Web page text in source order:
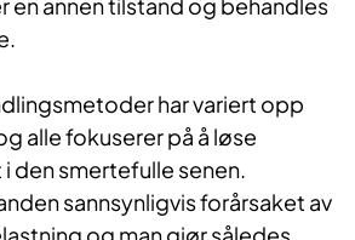
har variert opp
alle fokuserer på å løse
den smertefulle senen.
sannsynligvis forårsaket av
og man gjør således